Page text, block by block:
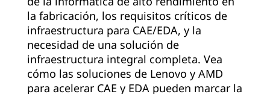
la fabricación, los requisitos críticos de
infraestructura para CAE/EDA, y la
necesidad de una solución de
infraestructura integral completa. Vea
cómo las soluciones de Lenovo y AMD
para acelerar CAE y EDA pueden marcar la